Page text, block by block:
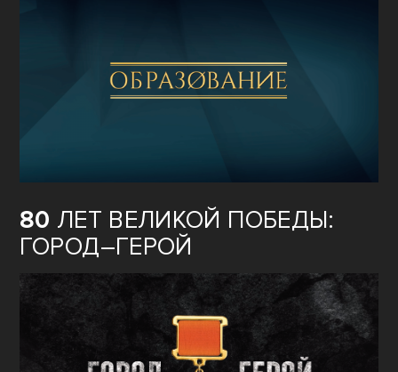
80 ЛЕТ ВЕЛИКОЙ ПОБЕДЫ:
ГОРОД–ГЕРОЙ